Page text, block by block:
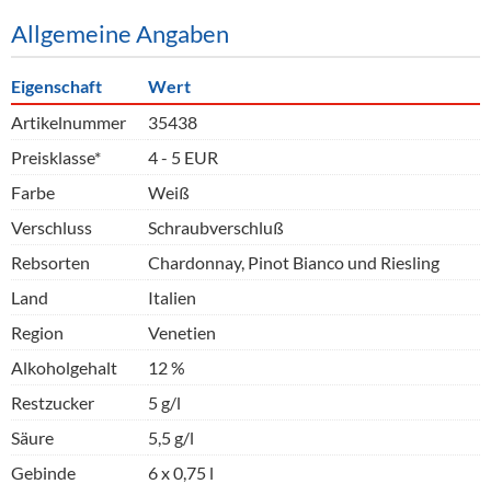
Allgemeine Angaben
Eigenschaft
Wert
Artikelnummer
35438
Preisklasse*
4 - 5 EUR
Farbe
Weiß
Verschluss
Schraubverschluß
Rebsorten
Chardonnay, Pinot Bianco und Riesling
Land
Italien
Region
Venetien
Alkoholgehalt
12 %
Restzucker
5 g/l
Säure
5,5 g/l
Gebinde
6 x 0,75 l